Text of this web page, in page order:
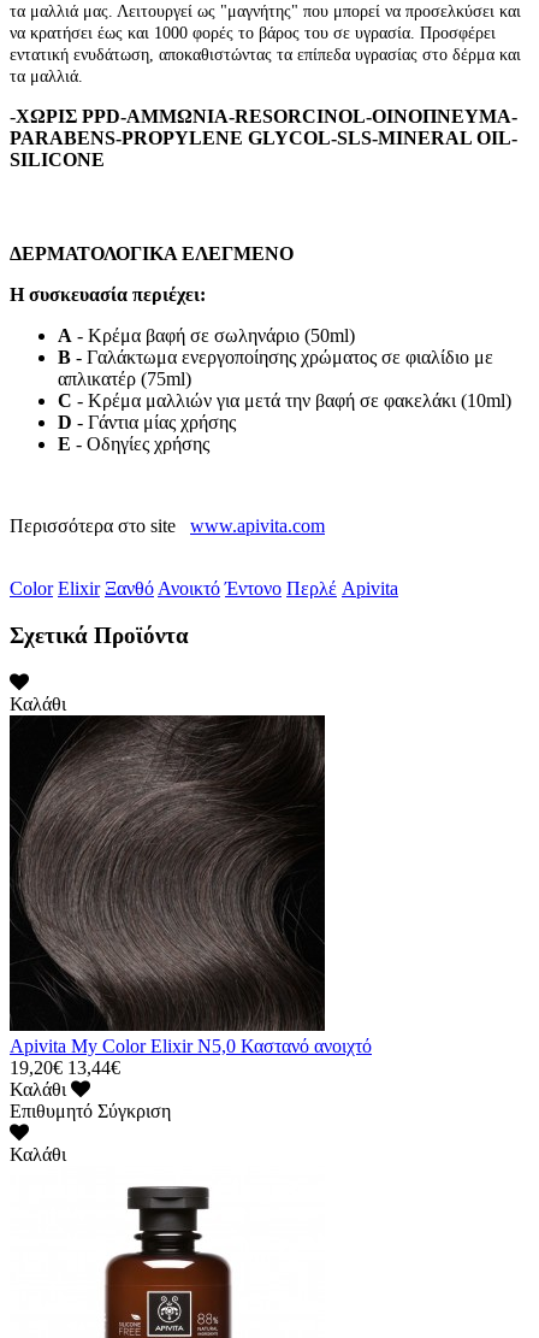
τα μαλλιά μας. Λειτουργεί ως "μαγνήτης" που μπορεί να προσελκύσει και
να κρατήσει έως και 1000 φορές το βάρος του σε υγρασία. Προσφέρει
εντατική ενυδάτωση, αποκαθιστώντας τα επίπεδα υγρασίας στο δέρμα και
τα μαλλιά.
-ΧΩΡΙΣ PPD-ΑΜΜΩΝΙΑ-RESORCINOL-ΟΙΝΟΠΝΕΥΜΑ-
PARABENS-PROPYLENE GLYCOL-SLS-MINERAL OIL-
SILICONE
ΔΕΡΜΑΤΟΛΟΓΙΚΑ ΕΛΕΓΜΕΝΟ
Η συσκευασία περιέχει:
A - Κρέμα βαφή σε σωληνάριο (50ml)
B - Γαλάκτωμα ενεργοποίησης χρώματος σε φιαλίδιο με
απλικατέρ (75ml)
C - Κρέμα μαλλιών για μετά την βαφή σε φακελάκι (10ml)
D - Γάντια μίας χρήσης
E - Οδηγίες χρήσης
Περισσότερα στο site www.apivita.com
Color Elixir Ξανθό Ανοικτό Έντονο Περλέ Apivita
Σχετικά Προϊόντα
Καλάθι
Apivita My Color Elixir N5,0 Καστανό ανοιχτό
19,20€ 13,44€
Καλάθι
Επιθυμητό Σύγκριση
Καλάθι